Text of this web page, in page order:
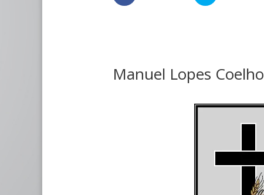
Manuel Lopes Coelho